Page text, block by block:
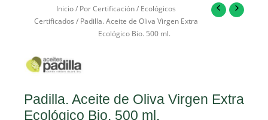
Inicio/ Por Certificación/ Ecológicos
Certificados / Padilla. Aceite de Oliva Virgen Extra
Ecológico Bio. 500 ml.
Padilla. Aceite de Oliva Virgen Extra
Ecológico Bio. 500 ml.